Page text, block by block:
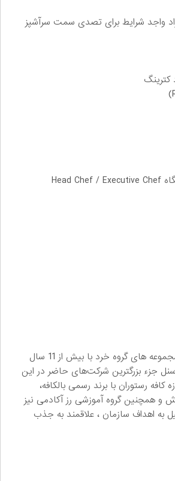
واجد شرایط برای تصدی سمت سرآشپز
کترینگ
شرکت آواکتان قشم نمایندگی رسمی برند جین وست در ایران و از زیر مجموعه های گروه خرد با بیش از 11 سال
در صنعت پوشاک و در حال حاضر با بیش از 700 نفر پرسنل جزء بزرگترین شرکت‌های حاضر در این
رستوران با برند رسمی بالکافه،
و همچنین گروه آموزشی رز آکادمی نیز
به اهداف سازمان ، علاقمند به جذب